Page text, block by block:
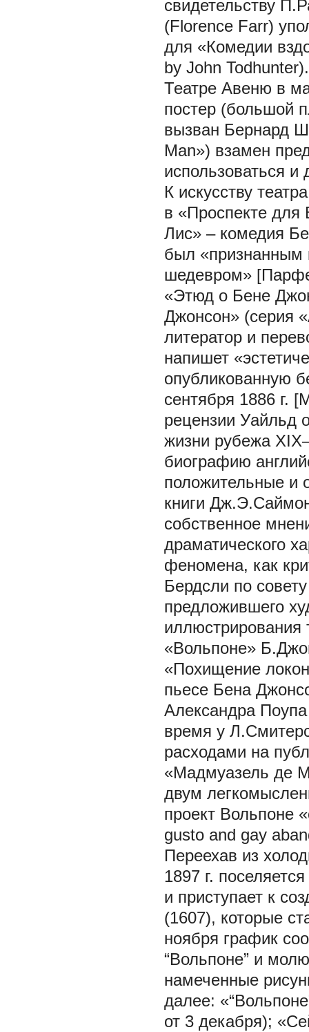
свидетельству
(Florence Farr)
для «Комедии
by John
Театре Авеню в
постер (большой
вызван Бернард
Man») взамен
использоваться и
К искусству
в «Проспекте для
Лис» – комедия
был «признанным
шедевром»
«Этюд о Бене
Джонсон» (серия
литератор и
напишет
опубликованную
сентября 1886 г.
рецензии Уайльд
жизни рубежа
биографию
положительные и
книги
собственное
драматического
феномена, как
Бердсли по
предложившего
иллюстрирования
«Вольпоне»
«Похищение
пьесе Бена
Александра
время у
расходами на
«Мадмуазель де
двум
проект Вольпоне
gusto and gay
Переехав из
1897 г.
и приступает к
(1607), которые
ноября график
“Вольпоне” и
намеченные
далее:
от 3 декабря);